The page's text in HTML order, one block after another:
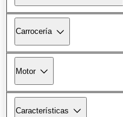
Carrocería
Motor
Características